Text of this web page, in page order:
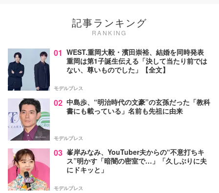
記事ランキング
RANKING
01 WEST.重岡大毅・濱田崇裕、結婚を同時発表
重岡は第1子誕生伝える「決して当たり前では
ない、尊いものでした」【全文】
モデルプレス
02 中島歩、“明治時代の文豪”の玄孫だった「教科
書にも載っている」名前も先祖に由来
モデルプレス
03 峯岸みなみ、YouTuber夫からの“不意打ちキ
ス”明かす「暗闇の密室で…」「久しぶりに夫
にドキッと」
モデルプレス